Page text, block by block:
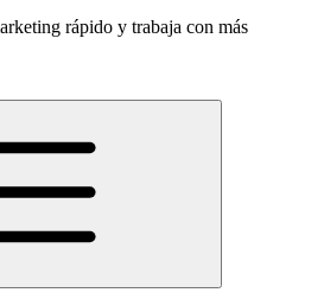
rápido y trabaja con más